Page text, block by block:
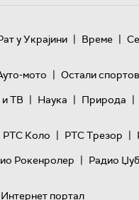
у Украјини | Време |
мото | Остали
ТВ | Наука | Природа |
РТС Коло | РТС Трезор |
Рокенролер | Радио
Интернет портал